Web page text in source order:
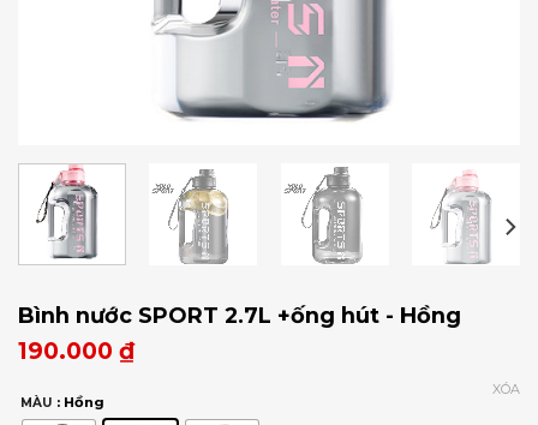
Bình nước SPORT 2.7L +ống hút - Hồng
190.000 ₫
MÀU : Hồng
XÓA